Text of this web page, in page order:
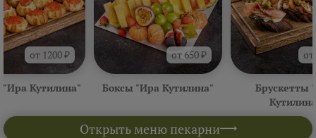
Открыть меню пекарни
от 1200 ₽
"Ира Кутилина"
от 650 ₽
Боксы "Ира Кутилина"
Брускетты